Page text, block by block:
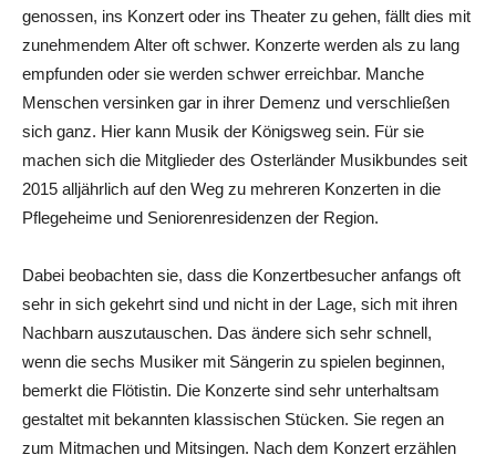
genossen, ins Konzert oder ins Theater zu gehen, fällt dies mit
zunehmendem Alter oft schwer. Konzerte werden als zu lang
empfunden oder sie werden schwer erreichbar. Manche
Menschen versinken gar in ihrer Demenz und verschließen
sich ganz. Hier kann Musik der Königsweg sein. Für sie
machen sich die Mitglieder des Osterländer Musikbundes seit
2015 alljährlich auf den Weg zu mehreren Konzerten in die
Pflegeheime und Seniorenresidenzen der Region.
Dabei beobachten sie, dass die Konzertbesucher anfangs oft
sehr in sich gekehrt sind und nicht in der Lage, sich mit ihren
Nachbarn auszutauschen. Das ändere sich sehr schnell,
wenn die sechs Musiker mit Sängerin zu spielen beginnen,
bemerkt die Flötistin. Die Konzerte sind sehr unterhaltsam
gestaltet mit bekannten klassischen Stücken. Sie regen an
zum Mitmachen und Mitsingen. Nach dem Konzert erzählen